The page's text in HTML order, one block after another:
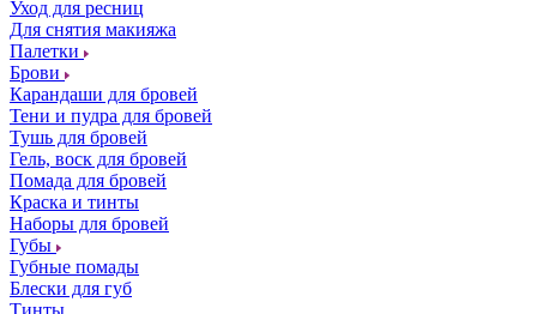
Уход для ресниц
Для снятия макияжа
Палетки
Брови
Карандаши для бровей
Тени и пудра для бровей
Тушь для бровей
Гель, воск для бровей
Помада для бровей
Краска и тинты
Наборы для бровей
Губы
Губные помады
Блески для губ